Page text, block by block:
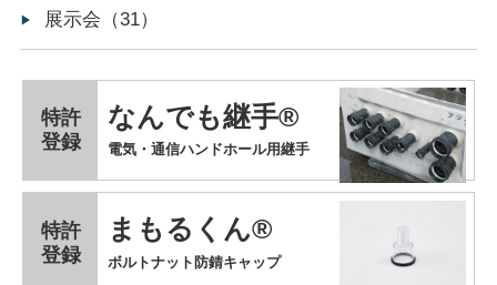
展示会（31）
なんでも継手®
特許
登録
電気・通信ハンドホール用継手
まもるくん®
特許
登録
ボルトナット防錆キャップ